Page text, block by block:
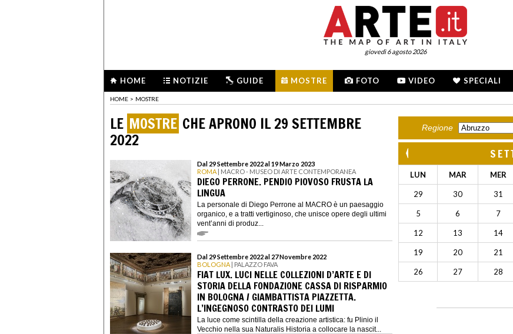
giovedì 6 agosto 2026
HOME NOTIZIE GUIDE MOSTRE FOTO VIDEO SPECIALI
HOME > MOSTRE
LE MOSTRE CHE APRONO IL 29 SETTEMBRE
2022
Dal 29 Settembre 2022 al 19 Marzo 2023
ROMA | MACRO - MUSEO DI ARTE CONTEMPORANEA
DIEGO PERRONE. PENDIO PIOVOSO FRUSTA LA
LINGUA
La personale di Diego Perrone al MACRO è un paesaggio
organico, e a tratti vertiginoso, che unisce opere degli ultimi
vent’anni di produz...
Dal 29 Settembre 2022 al 27 Novembre 2022
BOLOGNA | PALAZZO FAVA
FIAT LUX. LUCI NELLE COLLEZIONI D’ARTE E DI
STORIA DELLA FONDAZIONE CASSA DI RISPARMIO
IN BOLOGNA / GIAMBATTISTA PIAZZETTA.
L’INGEGNOSO CONTRASTO DEI LUMI
La luce come scintilla della creazione artistica: fu Plinio il
Vecchio nella sua Naturalis Historia a collocare la nascit...
Regione
LUN MAR MER
29 30 31
5 6 7
12 13 14
19 20 21
26 27 28